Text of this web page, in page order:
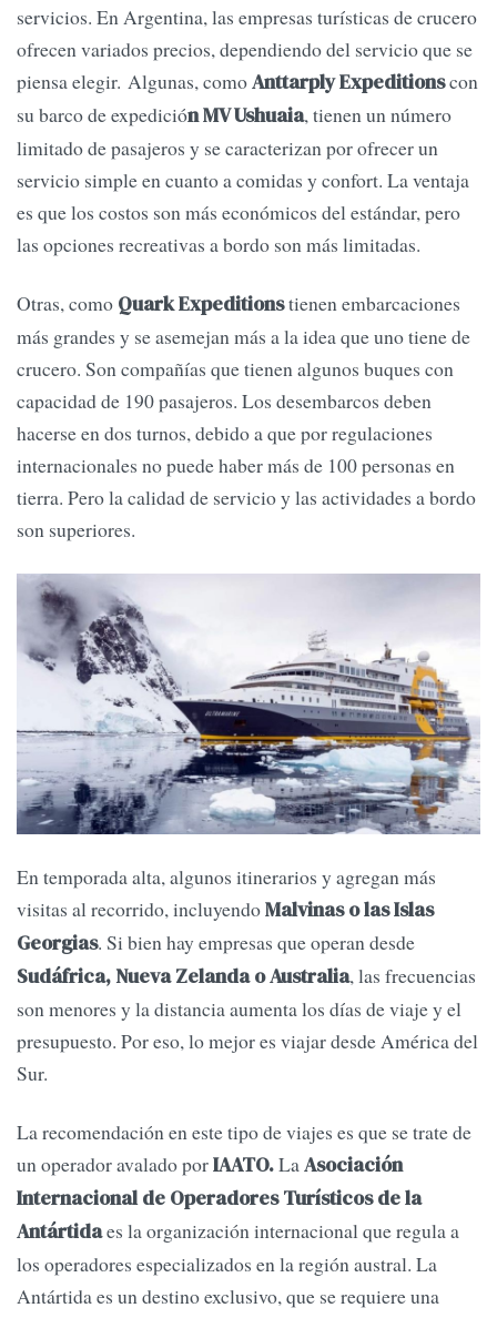
servicios. En Argentina, las empresas turísticas de crucero
ofrecen variados precios, dependiendo del servicio que se
piensa elegir. Algunas, comoAnttarply Expeditionscon
su barco de expedición MV Ushuaia, tienen un número
limitado de pasajeros y se caracterizan por ofrecer un
servicio simple en cuanto a comidas y confort. La ventaja
es que los costos son más económicos del estándar, pero
las opciones recreativas a bordo son más limitadas.
Otras, como Quark Expeditionstienen embarcaciones
más grandes y se asemejan más a la idea que uno tiene de
crucero. Son compañías que tienen algunos buques con
capacidad de 190 pasajeros. Los desembarcos deben
hacerse en dos turnos, debido a que por regulaciones
internacionales no puede haber más de 100 personas en
tierra. Pero la calidad de servicio y las actividades a bordo
son superiores.
En temporada alta, algunos itinerarios y agregan más
visitas al recorrido, incluyendoMalvinas o las Islas
Georgias. Si bien hay empresas que operan desde
Sudáfrica, Nueva Zelanda o Australia, las frecuencias
son menores y la distancia aumenta los días de viaje y el
presupuesto. Por eso, lo mejor es viajar desde América del
Sur.
La recomendación en este tipo de viajes es que se trate de
un operador avalado porIAATO.LaAsociación
Internacional de Operadores Turísticos de la
Antártidaes la organización internacional que regula a
los operadores especializados en la región austral. La
Antártida es un destino exclusivo, que se requiere una